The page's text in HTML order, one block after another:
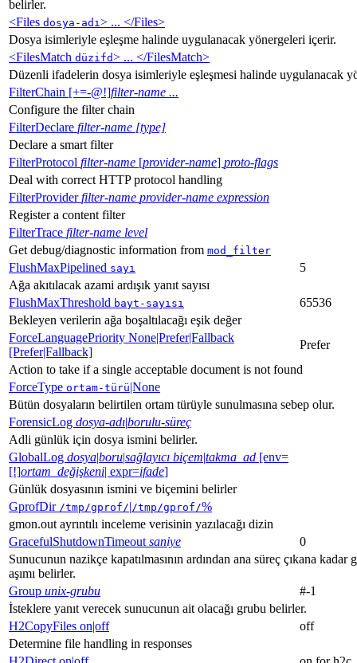
belirler.
<Files dosya-adı > ... </Files>
Dosya isimleriyle eşleşme halinde uygulanacak yönergeleri içerir.
<FilesMatch düzifd> ... </FilesMatch>
Düzenli ifadelerin dosya isimleriyle eşleşmesi halinde uygulanacak
FilterChain [+=-@!]filter-name ...
Configure the filter chain
FilterDeclare filter-name [type]
Declare a smart filter
FilterProtocol filter-name [provider-name] proto-flags
Deal with correct HTTP protocol handling
FilterProviderfilter-name provider-name expression
Register a content filter
FilterTrace filter-name level
Get debug/diagnostic information from mod_filter
FlushMaxPipelined sayı
5
Ağa akıtılacak azami ardışık yanıt sayısı
FlushMaxThreshold bayt-sayısı
65536
Bekleyen verilerin ağa boşaltılacağı eşik değer
ForceLanguagePriority None|Prefer|Fallback
[Prefer|Fallback]
Prefer
Action to take if a single acceptable document is not found
ForceType ortam-türü|None
Bütün dosyaların belirtilen ortam türüyle sunulmasına sebep olur.
ForensicLog dosya-adı|borulu-süreç
Adli günlük için dosya ismini belirler.
GlobalLog dosya|boru|sağlayıcı biçem|takma_ad [env=
[!]ortam_değişkeni| expr=ifade]
Günlük dosyasının ismini ve biçemini belirler
GprofDir /tmp/gprof/| /tmp/gprof/%
gmon.out ayrıntılı inceleme verisinin yazılacağı dizin
GracefulShutdownTimeout saniye
0
Sunucunun nazikçe kapatılmasının ardından ana süreç çıkana
aşımı belirler.
Group unix-grubu
#-1
İsteklere yanıt verecek sunucunun ait olacağı grubu belirler.
H2CopyFiles on|off
off
Determine file handling in responses